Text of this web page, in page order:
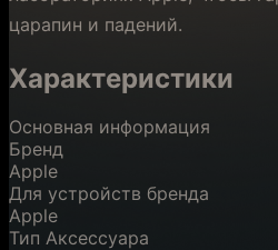
царапин и падений.
Характеристики
Основная информация
Бренд
Apple
Для устройств бренда
Apple
Тип Аксессуара